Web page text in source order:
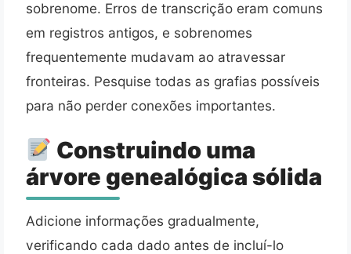
sobrenome. Erros de transcrição eram comuns
em registros antigos, e sobrenomes
frequentemente mudavam ao atravessar
fronteiras. Pesquise todas as grafias possíveis
para não perder conexões importantes.
Construindo uma
árvore genealógica sólida
Adicione informações gradualmente,
verificando cada dado antes de incluí-lo